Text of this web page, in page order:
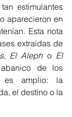
estimulantes
aparecieron en
Esta nota
extraídas de
, El Aleph o El
de los
es amplio: la
el destino o la